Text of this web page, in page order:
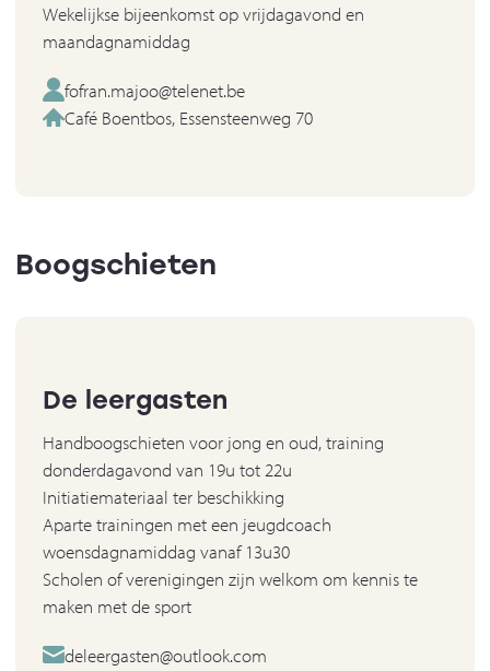
Wekelijkse bijeenkomst op vrijdagavond en
maandagnamiddag
fofran.majoo@telenet.be
Café Boentbos, Essensteenweg 70
Boogschieten
De leergasten
Handboogschieten voor jong en oud, training
donderdagavond van 19u tot 22u
Initiatiemateriaal ter beschikking
Aparte trainingen met een jeugdcoach
woensdagnamiddag vanaf 13u30
Scholen of verenigingen zijn welkom om kennis te
maken met de sport
deleergasten@outlook.com